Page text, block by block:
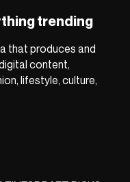
trending
that produces and
content,
lifestyle, culture,